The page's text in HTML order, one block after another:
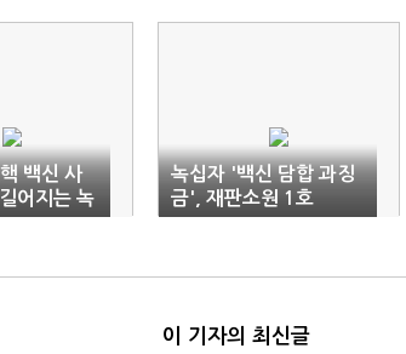
백신 사
어지는 녹
녹십자 '백신 담합 과징
금', 재판소원 1호
이 기자의 최신글